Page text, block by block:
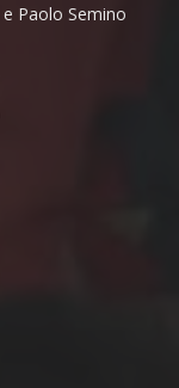
Paolo Semino